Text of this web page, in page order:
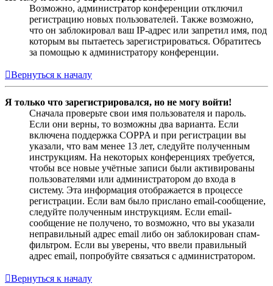
Возможно, администратор конференции отключил
регистрацию новых пользователей. Также возможно,
что он заблокировал ваш IP-адрес или запретил имя, под
которым вы пытаетесь зарегистрироваться. Обратитесь
за помощью к администратору конференции.
Вернуться к началу
Я только что зарегистрировался, но не могу войти!
Сначала проверьте свои имя пользователя и пароль.
Если они верны, то возможны два варианта. Если
включена поддержка COPPA и при регистрации вы
указали, что вам менее 13 лет, следуйте полученным
инструкциям. На некоторых конференциях требуется,
чтобы все новые учётные записи были активированы
пользователями или администратором до входа в
систему. Эта информация отображается в процессе
регистрации. Если вам было прислано email-сообщение,
следуйте полученным инструкциям. Если email-
сообщение не получено, то возможно, что вы указали
неправильный адрес email либо он заблокирован спам-
фильтром. Если вы уверены, что ввели правильный
адрес email, попробуйте связаться с администратором.
Вернуться к началу